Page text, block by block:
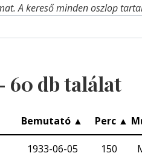
A kereső minden oszlop
60 db találat
Bemutató ▲ Perc ▲
1933-06-05 150